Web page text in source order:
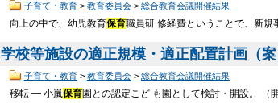
子育て・教育> 教育委員会> 総合教育会議開催結果
向上の中で、幼児教育保育職員研 修経費ということで、新
学校等施設の適正規模・適正配置計画（
子育て・教育> 教育委員会> 総合教育会議開催結果
移転 ― 小嵐保育園との認定こど も園として検討・開設。